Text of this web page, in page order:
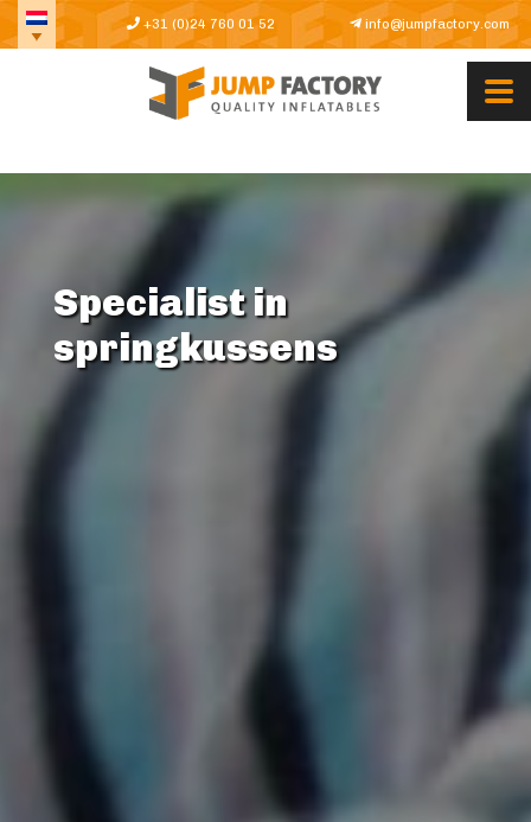
+31 (0)24 760 01 52 info@jumpfactory.com
Specialist in
springkussens